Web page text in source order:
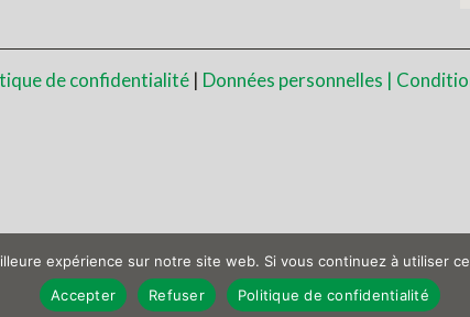
de confidentialité | Données personnelles |
expérience sur notre site web. Si vous continuez à utiliser
Accepter
Refuser Politique de confidentialité